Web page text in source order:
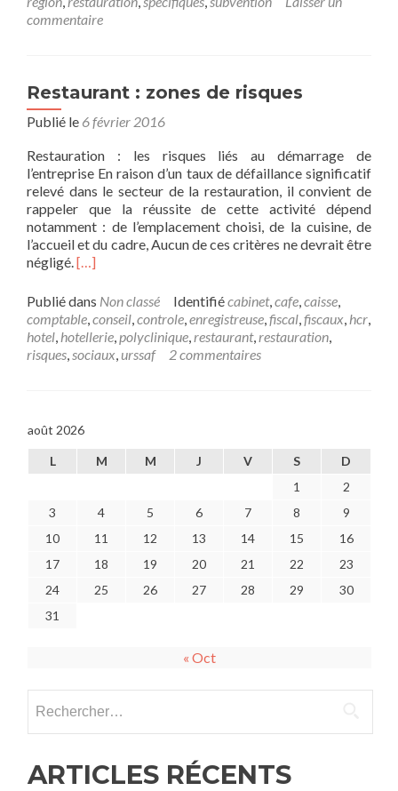
commentaire
Restaurant : zones de risques
Publié le 6 février 2016
Restauration : les risques liés au démarrage de
l’entreprise En raison d’un taux de défaillance significatif
relevé dans le secteur de la restauration, il convient de
rappeler que la réussite de cette activité dépend
notamment : de l’emplacement choisi, de la cuisine, de
l’accueil et du cadre, Aucun de ces critères ne devrait être
négligé.En
plus
surRestaurant
:
zones
[…]
Publié dans Non classé Identifiécabinet,cafe,caisse,
comptable,conseil,controle,enregistreuse,fiscal,fiscaux, hcr,
hotel, hotellerie,polyclinique,restaurant,restauration,
risques,sociaux,urssaf 2 commentaires
août 2026
L M M J V S
D
1
2
3
4 5 6 7 8
9
10
11 12 13 14 15
16
17
18 19 20 21 22
23
24
25 26 27 28 29
30
31
« Oct
ARTICLES RÉCENTS